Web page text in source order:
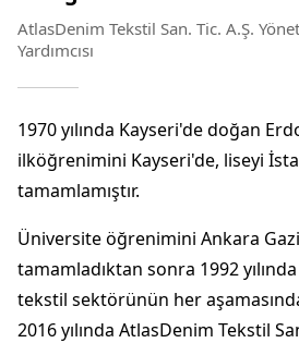
AtlasDenim Tekstil San. Tic. A.Ş.
Yardımcısı
1970 yılında Kayseri'de doğan
ilköğrenimini Kayseri'de, liseyi
tamamlamıştır.
Üniversite öğrenimini Ankara
tamamladıktan sonra 1992
tekstil sektörünün her
2016 yılında AtlasDenim Tekstil